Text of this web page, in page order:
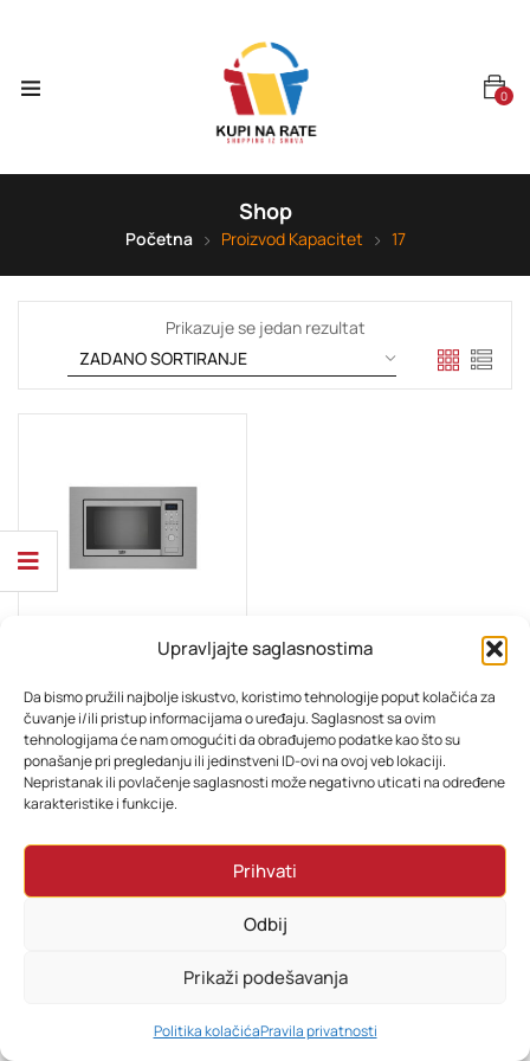
Upravljajte saglasnostima
Da bismo pružili najbolje iskustvo, koristimo tehnologije poput kolačića za
čuvanje i/ili pristup informacijama o uređaju. Saglasnost sa ovim
tehnologijama će nam omogućiti da obrađujemo podatke kao što su
ponašanje pri pregledanju ili jedinstveni ID-ovi na ovoj veb lokaciji.
Nepristanak ili povlačenje saglasnosti može negativno uticati na određene
karakteristike i funkcije.
Prihvati
Odbij
Prikaži podešavanja
Politika kolačićaPravila privatnosti
0
Shop
Početna Proizvod Kapacitet 17
Prikazuje se jedan rezultat
550,80KM
PRETRAŽI KORPA MOJ RAČUN